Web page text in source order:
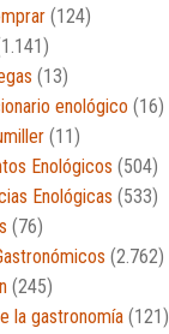
(124)
(13)
enológico (16)
(11)
Enológicos (504)
Enológicas (533)
(76)
(2.762)
(245)
la gastronomía (121)